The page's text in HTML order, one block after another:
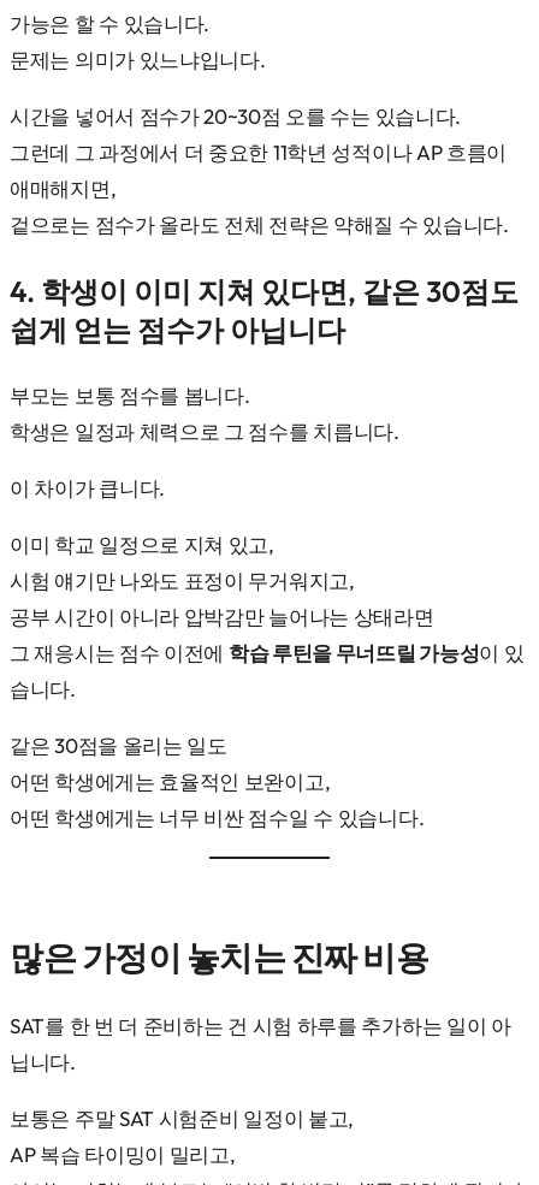
가능은 할 수 있습니다.
문제는 의미가 있느냐입니다.
시간을 넣어서 점수가 20~30점 오를 수는 있습니다.
그런데 그 과정에서 더 중요한 11학년 성적이나 AP 흐름이
애매해지면,
겉으로는 점수가 올라도 전체 전략은 약해질 수 있습니다.
4. 학생이 이미 지쳐 있다면, 같은 30점도
쉽게 얻는 점수가 아닙니다
부모는 보통 점수를 봅니다.
학생은 일정과 체력으로 그 점수를 치릅니다.
이 차이가 큽니다.
이미 학교 일정으로 지쳐 있고,
시험 얘기만 나와도 표정이 무거워지고,
공부 시간이 아니라 압박감만 늘어나는 상태라면
그 재응시는 점수 이전에 학습 루틴을 무너뜨릴 가능성이 있
습니다.
같은 30점을 올리는 일도
어떤 학생에게는 효율적인 보완이고,
어떤 학생에게는 너무 비싼 점수일 수 있습니다.
많은 가정이 놓치는 진짜 비용
SAT를 한 번 더 준비하는 건 시험 하루를 추가하는 일이 아
닙니다.
보통은 주말 SAT 시험준비 일정이 붙고,
AP 복습 타이밍이 밀리고,